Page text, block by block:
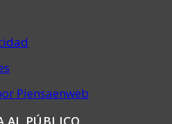
Piensaenweb